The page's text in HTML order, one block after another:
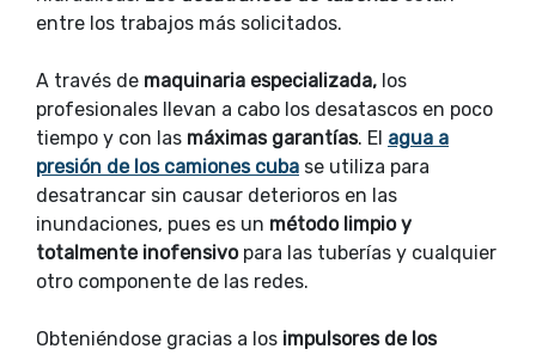
entre los trabajos más solicitados.
A través de maquinaria especializada, los
profesionales llevan a cabo los desatascos en poco
tiempo y con las máximas garantías. El agua a
presión de los camiones cuba se utiliza para
desatrancar sin causar deterioros en las
inundaciones, pues es un método limpio y
totalmente inofensivopara las tuberías y cualquier
otro componente de las redes.
Obteniéndose gracias a los impulsores de los